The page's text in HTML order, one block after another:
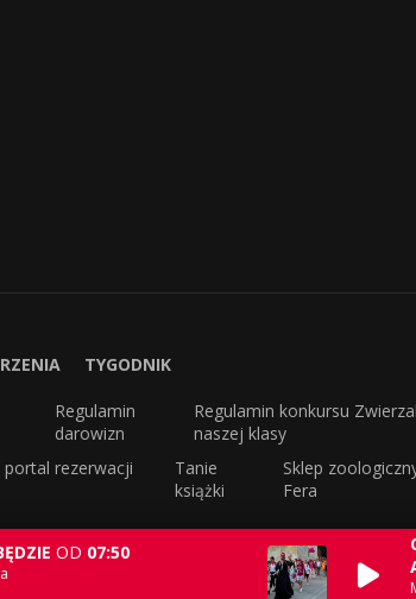
OD 07:50
TYGODNIK
Regulamin
darowizn
Regulamin konkursu
naszej klasy
rezerwacji
Tanie
książki
Sklep
Fera